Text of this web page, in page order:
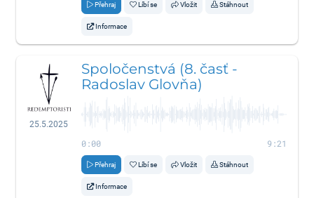
Přehraj Líbí se Vložit Stáhnout
Informace
25.5.2025
Spoločenstvá (8. časť -
Radoslav Glovňa)
0:00 9:21
Přehraj Líbí se Vložit Stáhnout
Informace